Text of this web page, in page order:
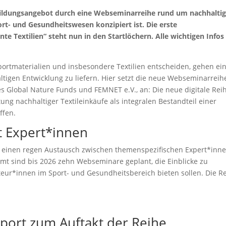
durch eine Webseminarreihe rund um
und Gesundheitswesen konzipiert ist. Die erste
Textilien“ steht nun in den Startlöchern. Alle wichtigen Infos
und insbesondere Textilien entscheiden, gehen
Entwicklung zu liefern. Hier setzt die neue
Global Nature Funds und FEMNET e.V., an: Die neue digitale
nachhaltiger Textileinkäufe als integralen Bestandteil einer
Expert*innen
regen Austausch zwischen themenspezifischen
sind bis 2026 zehn Webseminare geplant, die Einblicke zu
im Sport- und Gesundheitsbereich bieten sollen. Die